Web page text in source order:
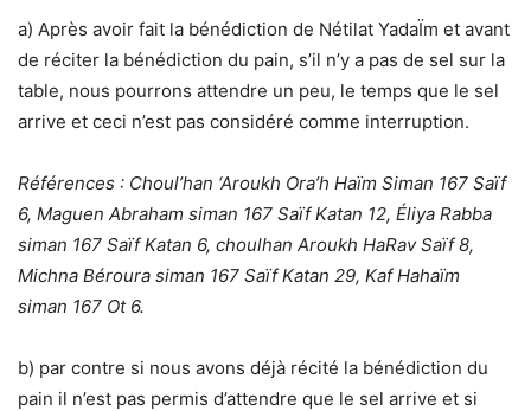
a) Après avoir fait la bénédiction de Nétilat YadaÏm et avant
de réciter la bénédiction du pain, s’il n’y a pas de sel sur la
table, nous pourrons attendre un peu, le temps que le sel
arrive et ceci n’est pas considéré comme interruption.
Références : Choul’han ‘Aroukh Ora’h Haïm Siman 167 Saïf
6, Maguen Abraham siman 167 Saïf Katan 12, Éliya Rabba
siman 167 Saïf Katan 6, choulhan Aroukh HaRav Saïf 8,
Michna Béroura siman 167 Saïf Katan 29, Kaf Hahaïm
siman 167 Ot 6.
b) par contre si nous avons déjà récité la bénédiction du
pain il n’est pas permis d’attendre que le sel arrive et si